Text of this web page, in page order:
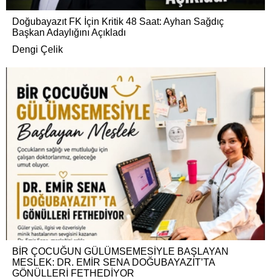
Doğubayazıt FK İçin Kritik 48 Saat: Ayhan Sağdıç
Başkan Adaylığını Açıkladı
Dengi Çelik
BİR ÇOCUĞUN GÜLÜMSEMESİYLE BAŞLAYAN
MESLEK: DR. EMİR SENA DOĞUBAYAZIT’TA
GÖNÜLLERİ FETHEDİYOR